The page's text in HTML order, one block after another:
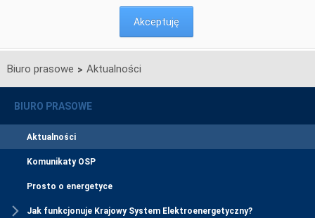
Akceptuję
Biuro prasowe > Aktualności
BIURO PRASOWE
Aktualności
Komunikaty OSP
Prosto o energetyce
Jak funkcjonuje Krajowy System Elektroenergetyczny?